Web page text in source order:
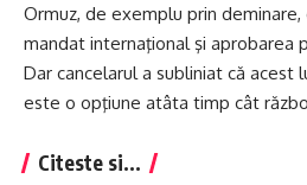
Ormuz, de exemplu prin deminare,
mandat internaţional şi aprobarea
Dar cancelarul a subliniat că acest
este o opţiune atâta timp cât
Citeste si...